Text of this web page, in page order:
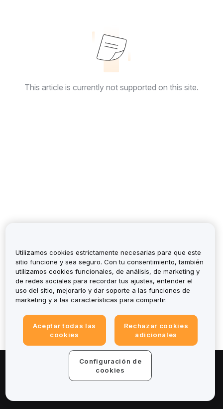
This article is currently not supported on this site.
¿Te ha sido útil?
Utilizamos cookies estrictamente necesarias para que este
sitio funcione y sea seguro. Con tu consentimiento, también
utilizamos cookies funcionales, de análisis, de marketing y
de redes sociales para recordar tus ajustes, entender el
uso del sitio, mejorarlo y dar soporte a las funciones de
marketing y a las características para compartir.
Aceptar todas las
cookies
Rechazar cookies
adicionales
Configuración de
cookies